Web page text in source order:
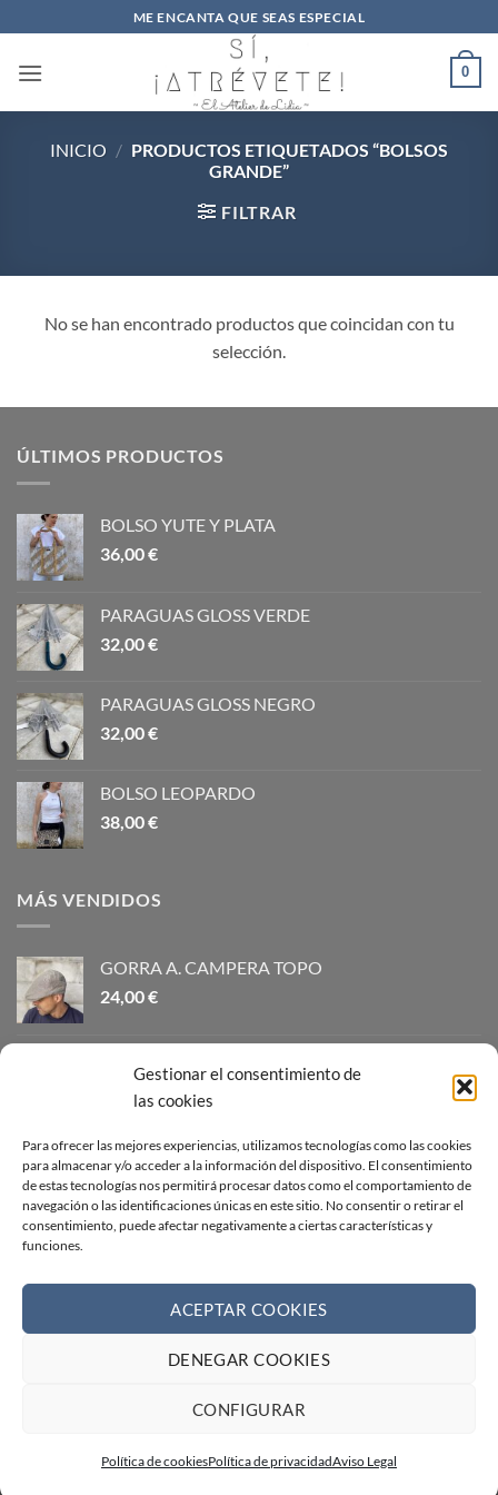
Gestionar el consentimiento de
las cookies
Para ofrecer las mejores experiencias, utilizamos tecnologías como las cookies
para almacenar y/o acceder a la información del dispositivo. El consentimiento
de estas tecnologías nos permitirá procesar datos como el comportamiento de
navegación o las identificaciones únicas en este sitio. No consentir o retirar el
consentimiento, puede afectar negativamente a ciertas características y
funciones.
ACEPTAR COOKIES
DENEGAR COOKIES
CONFIGURAR
Política de cookiesPolítica de privacidadAviso Legal
al
contenido
ME ENCANTA QUE SEAS ESPECIAL
0
INICIO / PRODUCTOS ETIQUETADOS “BOLSOS
GRANDE”
FILTRAR
No se han encontrado productos que coincidan con tu
selección.
ÚLTIMOS PRODUCTOS
BOLSO YUTE Y PLATA
36,00€
PARAGUAS GLOSS VERDE
32,00€
PARAGUAS GLOSS NEGRO
32,00€
BOLSO LEOPARDO
38,00€
MÁS VENDIDOS
GORRA A. CAMPERA TOPO
24,00€
28,00€
CANOTIER ALA CORTA
32,00€
GORRA CAMPERA AZUL TEJANO
Visa PayPal Stripe
CONDICIONES DE VENTA
Copyright 2026 ©Web creada por BIT INFORMÁTICA LODOSA